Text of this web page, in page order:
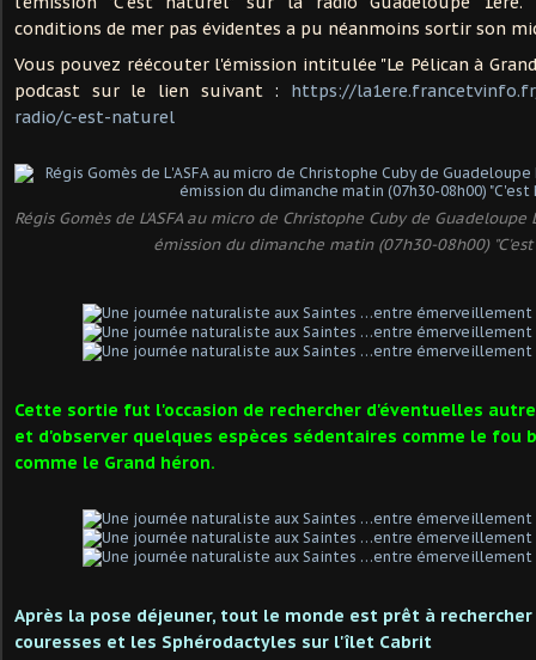
conditions de mer pas évidentes a pu néanmoins sortir son
Vous pouvez réécouter l'émission intitulée "Le Pélican à
podcast sur le lien suivant : https://
radio/c-est-naturel
Régis Gomès de L'ASFA au micro de Christophe Cuby de
émission du dimanche matin (07h30-08h00)
Cette sortie fut l'occasion de rechercher d'éventuelles
et d'observer quelques espèces sédentaires comme le fou
comme le Grand héron.
Après la pose déjeuner, tout le monde est prêt à
couresses et les Sphérodactyles sur l'îlet Cabrit